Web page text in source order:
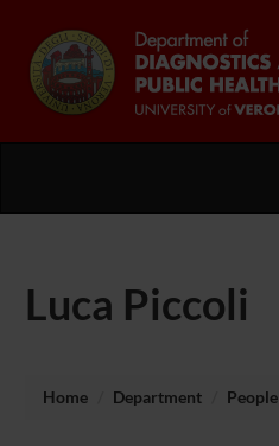
Luca Piccoli
Home Department People